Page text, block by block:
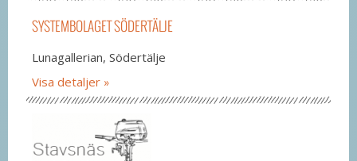
SYSTEMBOLAGET SÖDERTÄLJE
Lunagallerian, Södertälje
Visa detaljer